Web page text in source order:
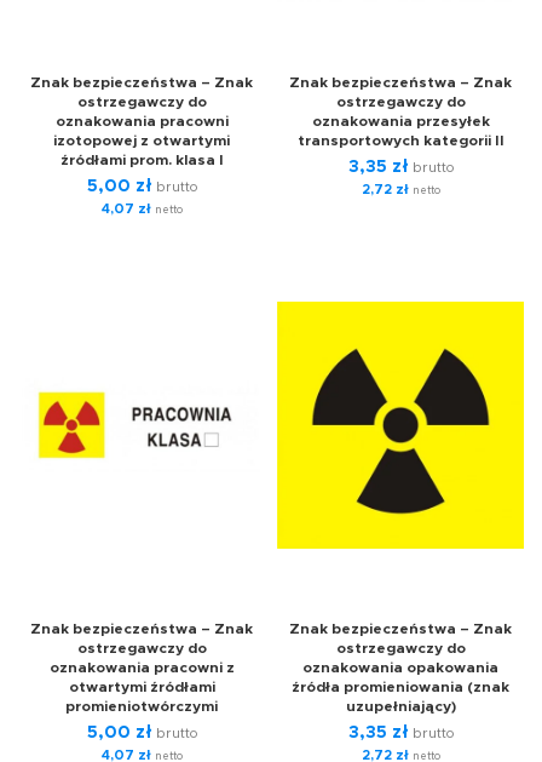
Znak bezpieczeństwa – Znak
ostrzegawczy do
oznakowania pracowni
izotopowej z otwartymi
źródłami prom. klasa I
5,00 zł brutto
4,07 złnetto
Znak bezpieczeństwa – Znak
ostrzegawczy do
oznakowania przesyłek
transportowych kategorii II
3,35 zł brutto
2,72 złnetto
Znak bezpieczeństwa – Znak
ostrzegawczy do
oznakowania pracowni z
otwartymi źródłami
promieniotwórczymi
5,00 zł brutto
4,07 złnetto
Znak bezpieczeństwa – Znak
ostrzegawczy do
oznakowania opakowania
źródła promieniowania (znak
uzupełniający)
3,35 zł brutto
2,72 złnetto